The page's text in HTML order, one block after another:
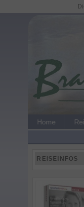
Home
REISEINFOS